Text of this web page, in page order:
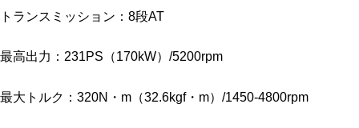
トランスミッション：8段AT
最高出力：231PS（170kW）/5200rpm
最大トルク：320N・m（32.6kgf・m）/1450-4800rpm